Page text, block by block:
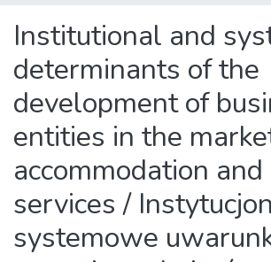
Institutional and
determinants of the
development of
entities in the
accommodation
services /
systemowe